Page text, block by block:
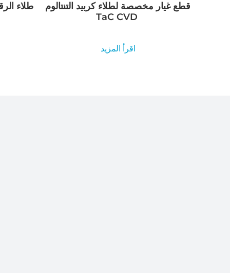
كربيد التنتالوم TaC CVD طلاء الرقاقة
قطع غيار مخصصة لطلاء كربيد التنتالوم
TaC CVD
اقرأ المزيد